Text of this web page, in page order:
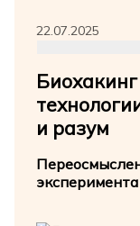
22.07.2025
и разум